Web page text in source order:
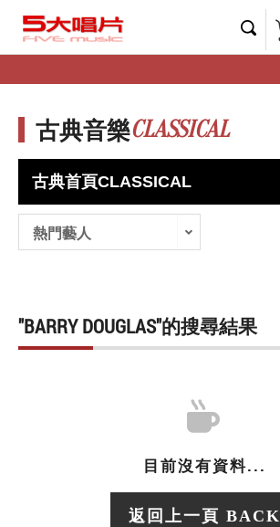
古典音樂CLASSICAL
古典首頁CLASSICAL
熱門藝人
"BARRY DOUGLAS"的搜尋結果
目前沒有資料...
返回上一頁 BACK